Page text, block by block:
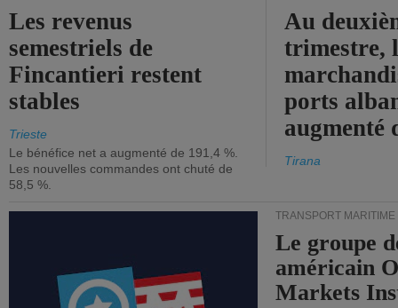
Les revenus
semestriels de
Fincantieri restent
stables
Trieste
Le bénéfice net a augmenté de 191,4 %.
Les nouvelles commandes ont chuté de
58,5 %.
Au
trimestre,
ports
augmenté
Tirana
TRANSPORT MARITIME
Le groupe
américain
Markets